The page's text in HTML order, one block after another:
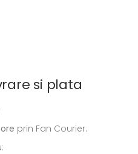
si plata
prin Fan Courier.